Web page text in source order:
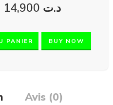
د.ت
PANIER BUY NOW
Avis (0)